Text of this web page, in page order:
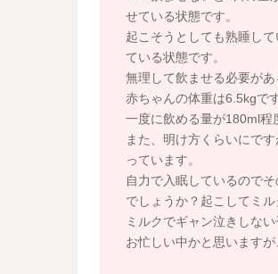
せている状態です。
起こそうとしても熟睡し
ている状態です。
無理して飲ませる必要があ
赤ちゃんの体重は6.5kgで
一度に飲める量が180ml程
また、明け方くらいにで
っています。
自力で入眠しているので
でしょうか？起こしてミ
ミルクでギャン泣きしな
お忙しい中かと思います